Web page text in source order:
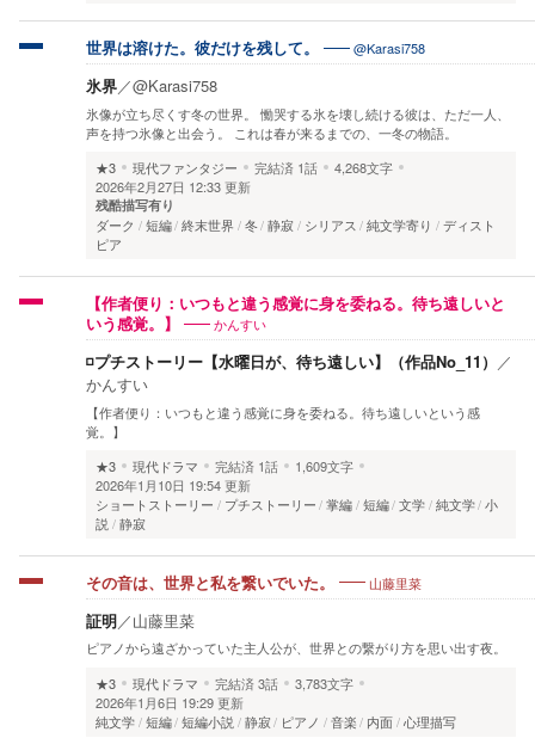
世界は溶けた。彼だけを残して。 @Karasi758
氷界／@Karasi758
氷像が立ち尽くす冬の世界。 慟哭する氷を壊し続ける彼は、ただ一人、
声を持つ氷像と出会う。 これは春が来るまでの、一冬の物語。
★3
現代ファンタジー 完結済 1話
4,268文字
2026年2月27日 12:33 更新
残酷描写有り
ダーク 短編 終末世界 冬 静寂 シリアス 純文学寄り
ディスト
ピア
【作者便り：いつもと違う感覚に身を委ねる。待ち遠しいと
いう感覚。】
かんすい
◽️プチストーリー【水曜日が、待ち遠しい】（作品No_11） ／
かんすい
【作者便り：いつもと違う感覚に身を委ねる。待ち遠しいという感
覚。】
★3
現代ドラマ 完結済 1話
1,609文字
2026年1月10日 19:54 更新
ショートストーリー
プチストーリー 掌編 短編 文学 純文学 小
説
静寂
その音は、世界と私を繋いでいた。 山藤里菜
証明／山藤里菜
ピアノから遠ざかっていた主人公が、世界との繋がり方を思い出す夜。
★3
現代ドラマ 完結済3話
3,783文字
2026年1月6日 19:29 更新
純文学 短編 短編小説 静寂 ピアノ 音楽 内面 心理描写